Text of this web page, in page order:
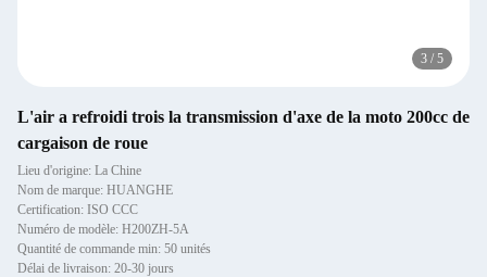
3 / 5
L'air a refroidi trois la transmission d'axe de la moto 200cc de
cargaison de roue
Lieu d'origine: La Chine
Nom de marque: HUANGHE
Certification: ISO CCC
Numéro de modèle: H200ZH-5A
Quantité de commande min: 50 unités
Délai de livraison: 20-30 jours